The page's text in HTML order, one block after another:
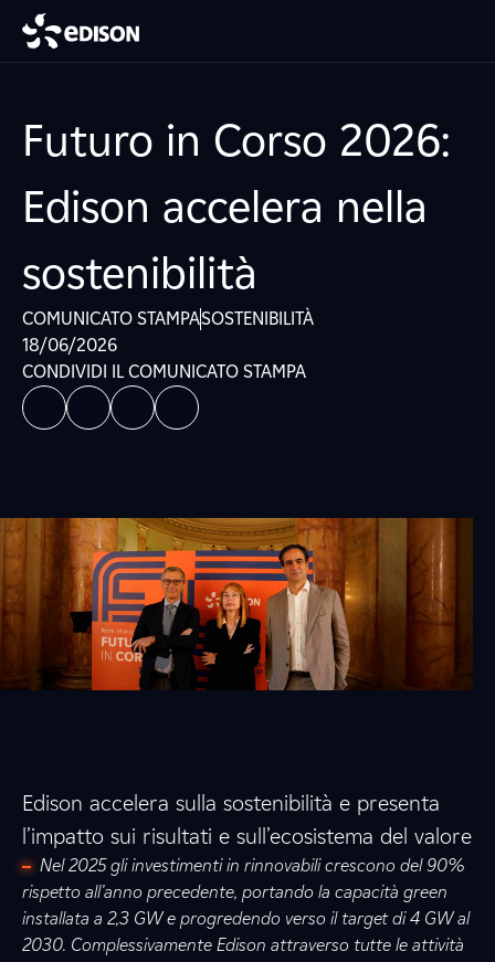
Futuro in Corso 2026:
Edison accelera nella
sostenibilità
COMUNICATO STAMPASOSTENIBILITÀ
18/06/2026
CONDIVIDI IL COMUNICATO STAMPA
Edison accelera sulla sostenibilità e presenta
l’impatto sui risultati e sull’ecosistema del valore
Nel 2025 gli investimenti in rinnovabili crescono del 90%
rispetto all’anno precedente, portando la capacità green
installata a 2,3 GW e progredendo verso il target di 4 GW al
2030. Complessivamente Edison attraverso tutte le attività